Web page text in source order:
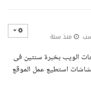
منذ سنة
الويب بخبرة سنتين فى
استطيع عمل الموقع